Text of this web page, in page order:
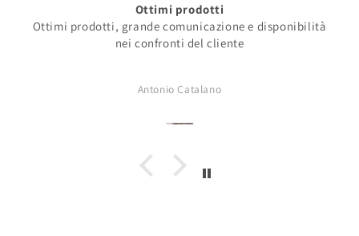
Ottimi prodotti
Ottimi prodotti, grande comunicazione e disponibilità
nei confronti del cliente
Antonio Catalano